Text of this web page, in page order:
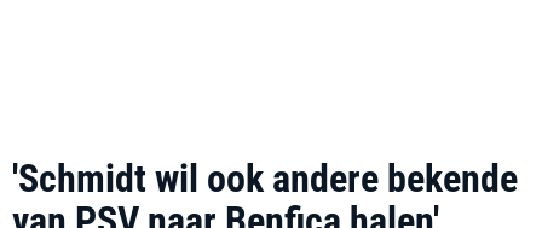
'Schmidt wil ook andere bekende